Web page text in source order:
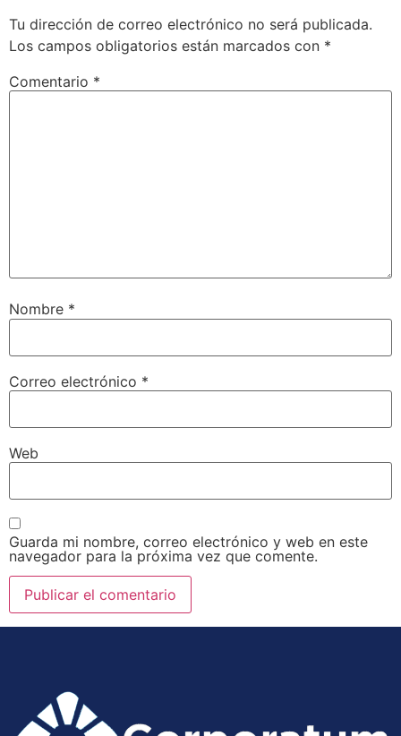
Tu dirección de correo electrónico no será publicada.
Los campos obligatorios están marcados con *
Comentario *
Nombre *
Correo electrónico *
Web
Guarda mi nombre, correo electrónico y web en este
navegador para la próxima vez que comente.